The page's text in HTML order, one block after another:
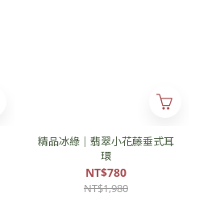
精品冰綠｜翡翠小花藤垂式耳
環
NT$780
NT$1,980